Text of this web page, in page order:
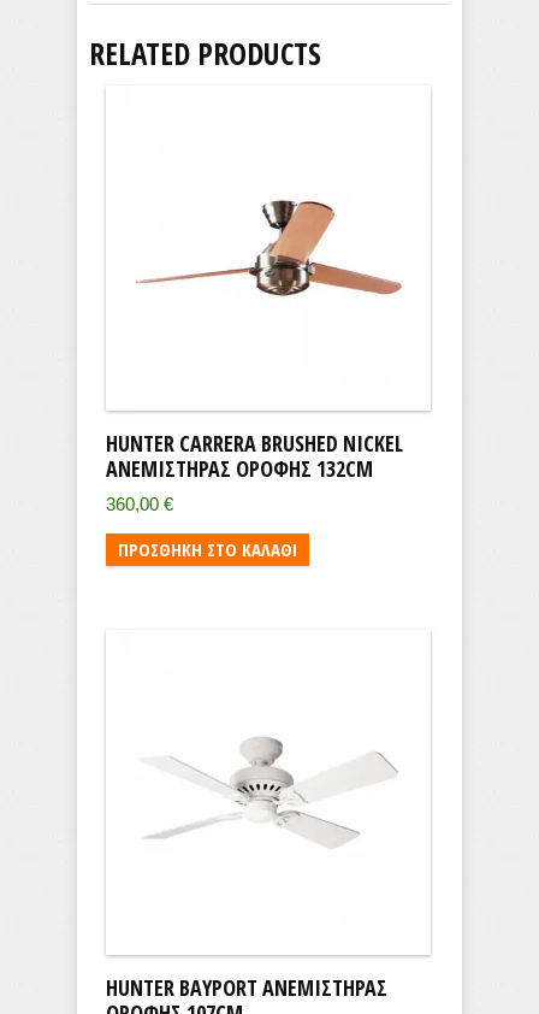
RELATED PRODUCTS
HUNTER CARRERA BRUSHED NICKEL
ΑΝΕΜΙΣΤΉΡΑΣ ΟΡΟΦΉΣ 132CM
360,00€
ΠΡΟΣΘΉΚΗ ΣΤΟ ΚΑΛΆΘΙ
HUNTER BAYPORT ΑΝΕΜΙΣΤΉΡΑΣ